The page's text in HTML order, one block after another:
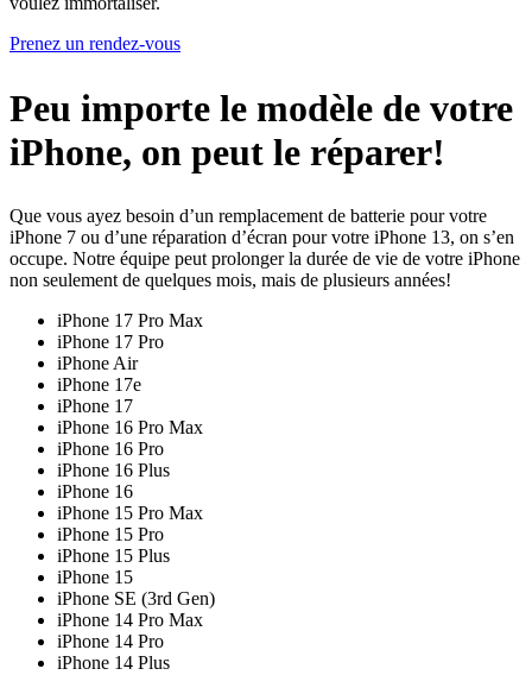
Prenez un rendez-vous
Peu importe le modèle de votre
iPhone, on peut le réparer!
Que vous ayez besoin d’un remplacement de batterie pour votre
iPhone 7 ou d’une réparation d’écran pour votre iPhone 13, on s’en
occupe. Notre équipe peut prolonger la durée de vie de votre iPhone
non seulement de quelques mois, mais de plusieurs années!
iPhone 17 Pro Max
iPhone 17 Pro
iPhone Air
iPhone 17e
iPhone 17
iPhone 16 Pro Max
iPhone 16 Pro
iPhone 16 Plus
iPhone 16
iPhone 15 Pro Max
iPhone 15 Pro
iPhone 15 Plus
iPhone 15
iPhone SE (3rd Gen)
iPhone 14 Pro Max
iPhone 14 Pro
iPhone 14 Plus